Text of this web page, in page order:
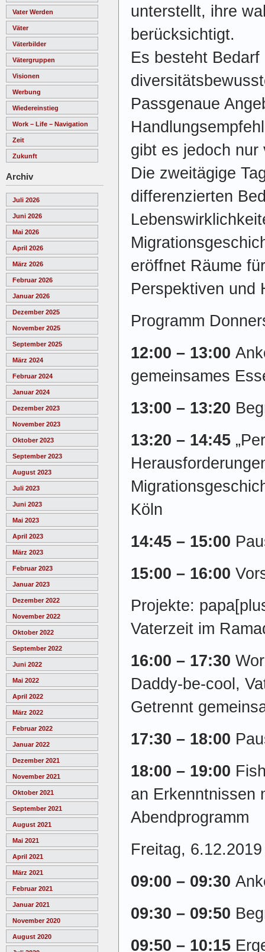
Vater Werden
Väter
Väterbilder
Vätergruppen
Visionen
Werbung
Wiedereinstieg
Work – Life – Navigation
Zeit
Zukunft
Archiv
Juli 2026
Juni 2026
Mai 2026
April 2026
März 2026
Februar 2026
Januar 2026
Dezember 2025
November 2025
September 2025
März 2024
Februar 2024
Januar 2024
Dezember 2023
November 2023
Oktober 2023
September 2023
August 2023
Juli 2023
Juni 2023
Mai 2023
April 2023
März 2023
Februar 2023
Januar 2023
Dezember 2022
November 2022
Oktober 2022
September 2022
Juni 2022
Mai 2022
April 2022
März 2022
Februar 2022
Januar 2022
Dezember 2021
November 2021
Oktober 2021
September 2021
August 2021
Mai 2021
April 2021
März 2021
Februar 2021
Januar 2021
November 2020
August 2020
unterstellt, ihre
berücksichtigt.
Es besteht
Passgenaue
gibt es jedoch nur
Die zweitägige
differenzierten
eröffnet Räume
Perspektiven und
Programm
12:00 – 13:00
gemeinsames
13:00 – 13:20
13:20 – 14:45
Köln
14:45 – 15:00
15:00 – 16:00
Projekte:
Vaterzeit im
16:00 – 17:30
Daddy-be-cool,
Getrennt
17:30 – 18:00
18:00 – 19:00
an Erkenntnissen
Abendprogramm
Freitag, 6.12.2019
09:00 – 09:30
09:30 – 09:50
09:50 – 10:15